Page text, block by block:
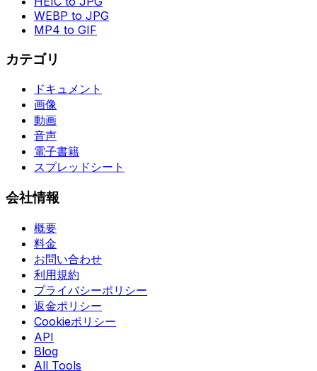
WEBP to JPG
MP4 to GIF
カテゴリ
ドキュメント
画像
動画
音声
電子書籍
スプレッドシート
会社情報
概要
料金
お問い合わせ
利用規約
プライバシーポリシー
返金ポリシー
Cookieポリシー
API
Blog
All Tools